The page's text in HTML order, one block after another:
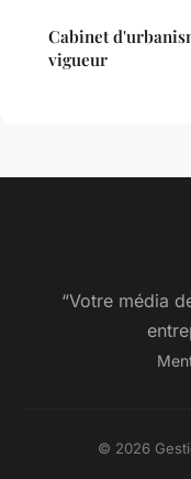
Cabinet
vigueur
“Votre média
© 2026